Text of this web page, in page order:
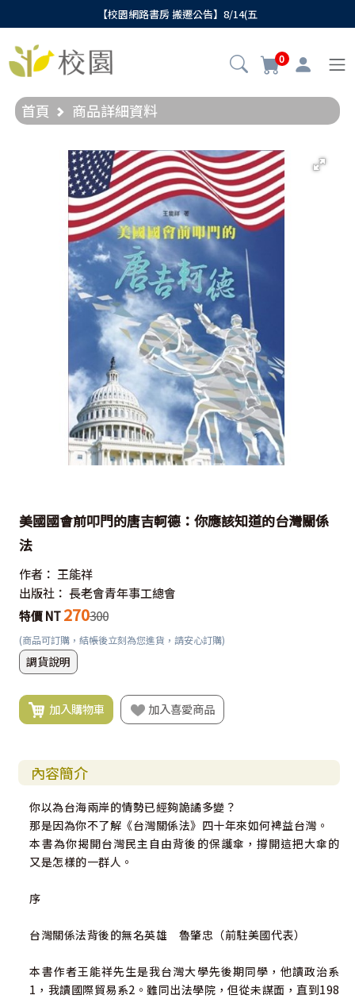
【校園網路書房 搬遷公告】8/14(五
0
首頁 商品詳細資料
美國國會前叩門的唐吉軻德：你應該知道的台灣關係
法
作者： 王能祥
出版社： 長老會青年事工總會
特價 NT 270300
(商品可訂購，結帳後立刻為您進貨，請安心訂購)
調貨說明
加入購物車 加入喜愛商品
內容簡介
你以為台海兩岸的情勢已經夠詭譎多變？
那是因為你不了解《台灣關係法》四十年來如何裨益台灣。
本書為你揭開台灣民主自由背後的保護傘，撐開這把大傘的
又是怎樣的一群人。
序
台灣關係法背後的無名英雄 魯肇忠（前駐美國代表）
本書作者王能祥先生是我台灣大學先後期同學，他讀政治系
1，我讀國際貿易系2。雖同出法學院，但從未謀面，直到198